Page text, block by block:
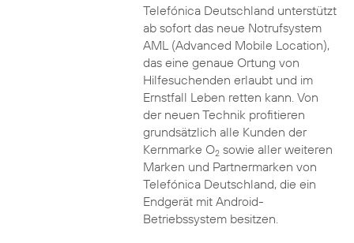
Telefónica Deutschland unterstützt
ab sofort das neue Notrufsystem
AML (Advanced Mobile Location),
das eine genaue Ortung von
Hilfesuchenden erlaubt und im
Ernstfall Leben retten kann. Von
der neuen Technik profitieren
grundsätzlich alle Kunden der
Kernmarke O2sowie aller weiteren
Marken und Partnermarken von
Telefónica Deutschland, die ein
Endgerät mit Android-
Betriebssystem besitzen.